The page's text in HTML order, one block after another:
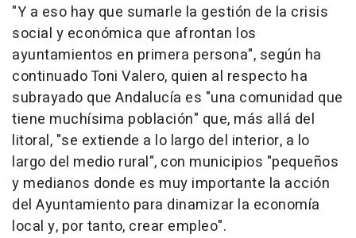
"Y a eso hay que sumarle la gestión de la crisis
social y económica que afrontan los
ayuntamientos en primera persona", según ha
continuado Toni Valero, quien al respecto ha
subrayado que Andalucía es "una comunidad que
tiene muchísima población" que, más allá del
litoral, "se extiende a lo largo del interior, a lo
largo del medio rural", con municipios "pequeños
y medianos donde es muy importante la acción
del Ayuntamiento para dinamizar la economía
local y, por tanto, crear empleo".